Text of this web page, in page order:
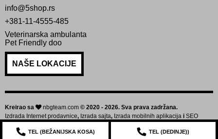
info@5shop.rs
+381-11-4555-485
Veterinarska ambulanta
Pet Friendly doo
NAŠE LOKACIJE
Kreirao sa nbgteam.com © 2020 - 2026. Sva prava zadržana.
Izdrada Internet prodavnice, Izrada sajta, Izrada mobilnih aplikacija i SEO
TEL (BEŽANIJSKA KOSA) TEL (DEDINJE))